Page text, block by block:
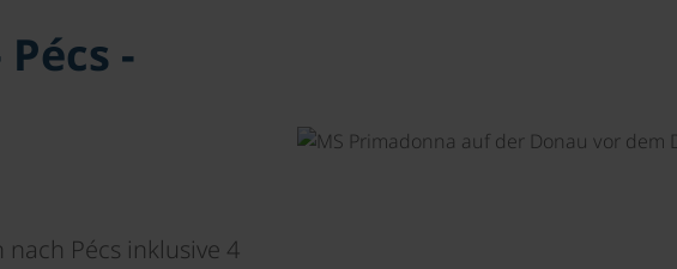
-
Pécs inklusive 4